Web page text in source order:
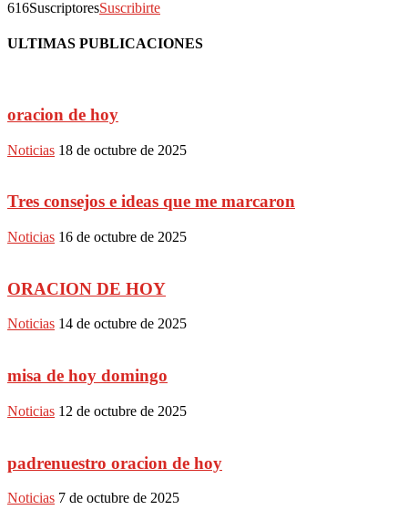
616SuscriptoresSuscribirte
ULTIMAS PUBLICACIONES
oracion de hoy
Noticias 18 de octubre de 2025
Tres consejos e ideas que me marcaron
Noticias 16 de octubre de 2025
ORACION DE HOY
Noticias 14 de octubre de 2025
misa de hoy domingo
Noticias 12 de octubre de 2025
padrenuestro oracion de hoy
Noticias 7 de octubre de 2025